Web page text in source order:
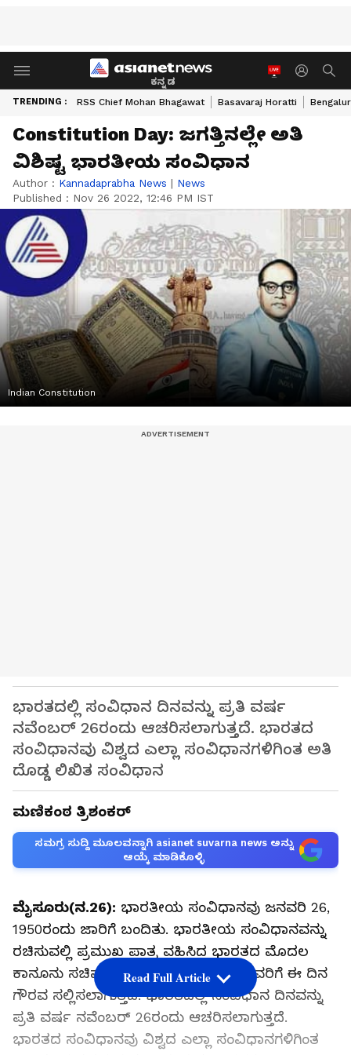
ಕನ್ನಡ
TRENDING : RSS Chief Mohan Bhagawat Basavaraj Horatti
Constitution Day: ಜಗತ್ತಿನಲ್ಲೇ ಅತಿ
ವಿಶಿಷ್ಟ ಭಾರತೀಯ ಸಂವಿಧಾನ
Author : Kannadaprabha News | News
Published : Nov 26 2022, 12:46 PM IST
Indian Constitution
ಭಾರತದಲ್ಲಿ ಸಂವಿಧಾನ ದಿನವನ್ನು ಪ್ರತಿ ವರ್ಷ
ನವೆಂಬರ್‌ 26ರಂದು ಆಚರಿಸಲಾಗುತ್ತದೆ. ಭಾರತದ
ಸಂವಿಧಾನವು ವಿಶ್ವದ ಎಲ್ಲಾ ಸಂವಿಧಾನಗಳಿಗಿಂತ ಅತಿ
ದೊಡ್ಡ ಲಿಖಿತ ಸಂವಿಧಾನ
ಮಣಿಕಂಠ ತ್ರಿಶಂಕರ್‌
ಸಮಗ್ರ ಸುದ್ದಿ ಮೂಲವನ್ನಾಗಿ asianet suvarna news ಅನ್ನು
ಆಯ್ಕೆ ಮಾಡಿಕೊಳ್ಳಿ
ಮೈಸೂರು(ನ.26): ಭಾರತೀಯ ಸಂವಿಧಾನವು ಜನವರಿ 26,
1950ರಂದು ಜಾರಿಗೆ ಬಂದಿತು. ಭಾರತೀಯ ಸಂವಿಧಾನವನ್ನು
ರಚಿಸುವಲ್ಲಿ ಪ್ರಮುಖ ಪಾತ್ರ ವಹಿಸಿದ ಭಾರತದ ಮೊದಲ
ಕಾನೂನು ಸಚಿವ ಡಾ.ಬಿ.ಆರ್‌.ಅಂಬೇಡ್ಕರ್‌ ಅವರಿಗೆ ಈ ದಿನ
ಗೌರವ ಸಲ್ಲಿಸಲಾಗುತ್ತದೆ. ಭಾರತದಲ್ಲಿ ಸಂವಿಧಾನ ದಿನವನ್ನು
ಪ್ರತಿ ವರ್ಷ ನವೆಂಬರ್‌ 26ರಂದು ಆಚರಿಸಲಾಗುತ್ತದೆ.
ಭಾರತದ ಸಂವಿಧಾನವು ವಿಶ್ವದ ಎಲ್ಲಾ ಸಂವಿಧಾನಗಳಿಗಿಂತ
Read Full Article